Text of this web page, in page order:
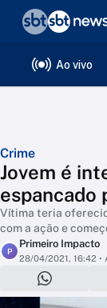
Ao vivo
Crime
Jovem é
espancado
Vítima teria
com a ação e
P
Primeiro Impacto
28/04/2021, 16:42 •
❮voltar